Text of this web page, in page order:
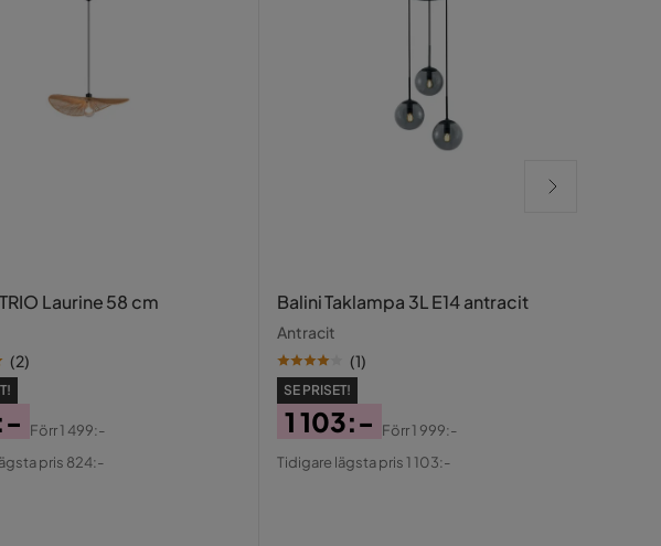
Laurine 58 cm
(2)
Förr1 499:-
pris 824:-
Balini Taklampa 3L E14 antracit
Antracit
(1)
SE PRISET!
Pris
1 103:-
Original
Förr1 999:-
Tidigare lägsta pris 1 103:-